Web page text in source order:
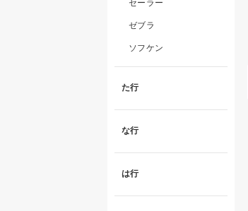
セーラー
ゼブラ
ソフケン
た行
な行
は行